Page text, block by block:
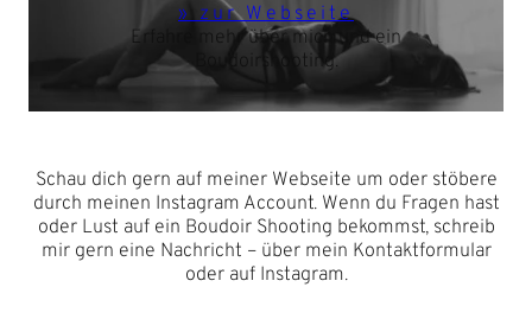
» zur Webseite
Erfahre mehr über mich und ein
Boudoirshooting.
Schau dich gern auf meiner Webseite um oder stöbere
durch meinen Instagram Account. Wenn du Fragen hast
oder Lust auf ein Boudoir Shooting bekommst, schreib
mir gern eine Nachricht – über mein Kontaktformular
oder auf Instagram.